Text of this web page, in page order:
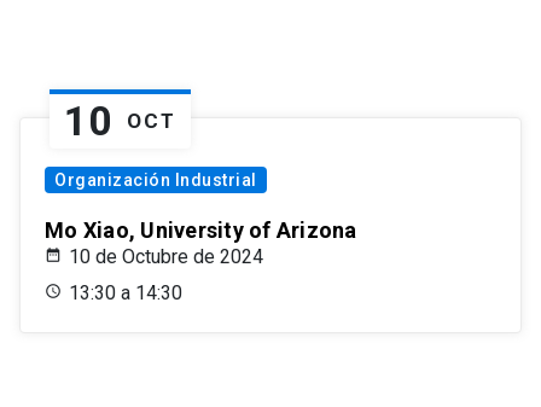
10 OCT
Organización Industrial
Mo Xiao, University of Arizona
10 de Octubre de 2024
13:30 a 14:30